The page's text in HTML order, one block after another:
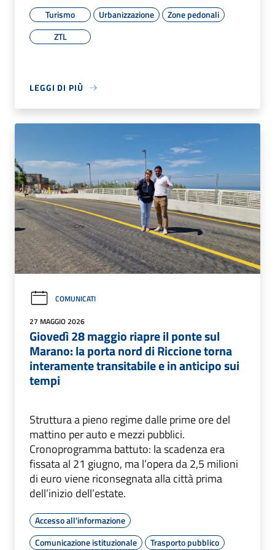
Turismo
Urbanizzazione
Zone pedonali
ZTL
LEGGI DI PIÙ
COMUNICATI
27 MAGGIO 2026
Giovedì 28 maggio riapre il ponte sul
Marano: la porta nord di Riccione torna
interamente transitabile e in anticipo sui
tempi
Struttura a pieno regime dalle prime ore del
mattino per auto e mezzi pubblici.
Cronoprogramma battuto: la scadenza era
fissata al 21 giugno, ma l’opera da 2,5 milioni
di euro viene riconsegnata alla città prima
dell’inizio dell’estate.
Accesso all'informazione
Comunicazione istituzionale
Trasporto pubblico